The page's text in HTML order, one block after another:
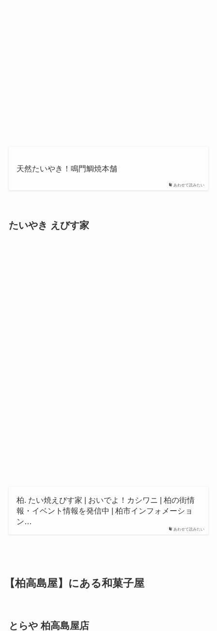
あわせて読みたい
天然たいやき！鳴門鯛焼本舗
たいやき えびす家
あわせて読みたい
柏. たい焼えびす家 | おいでよ！カシワニ | 柏の街情
報・イベント情報を発信中 | 柏市インフォメーショ
ン…
【柏高島屋】にある和菓子屋
とらや 柏高島屋店